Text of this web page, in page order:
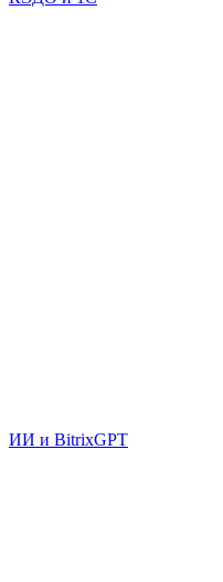
ИИ и BitrixGPT